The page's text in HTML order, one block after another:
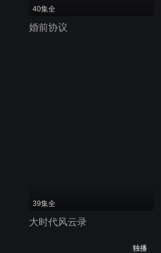
40集全
婚前协议
39集全
大时代风云录
独播